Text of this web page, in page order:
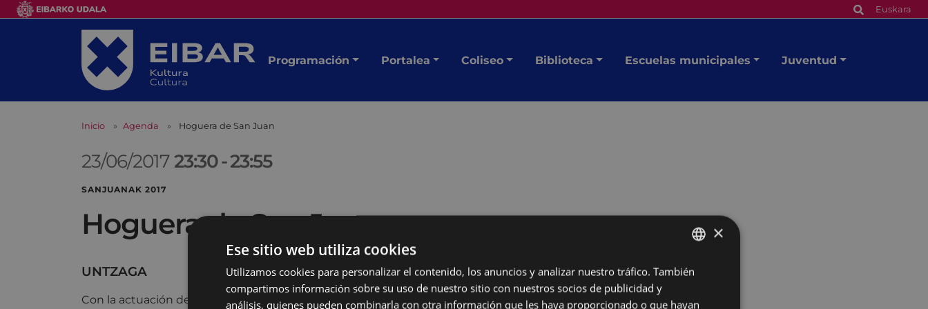
Euskara
Programación Portalea Coliseo Biblioteca Escuelas municipales Juventud
Inicio Agenda Hoguera de San Juan
23/06/201723:30-23:55
SANJUANAK 2017
Hoguera de San Juan
UNTZAGA
Con la actuación del grupo de Danza Contemporáneade Eibar,
BASQUE
×
Ese sitio web utiliza cookies
Utilizamos cookies para personalizar el contenido, los anuncios y analizar nuestro tráfico. También
compartimos información sobre su uso de nuestro sitio con nuestros socios de publicidad y
análisis, quienes pueden combinarla con otra información que les haya proporcionado o que hayan